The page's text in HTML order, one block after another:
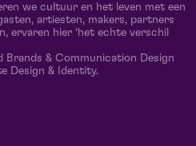
we cultuur en het leven met een
artiesten, makers, partners
ervaren hier ‘het echte verschil
Brands & Communication Design
Design & Identity.